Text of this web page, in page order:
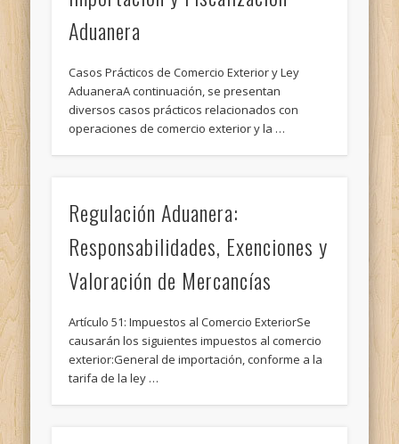
Aduanera
Casos Prácticos de Comercio Exterior y Ley
AduaneraA continuación, se presentan
diversos casos prácticos relacionados con
operaciones de comercio exterior y la …
Regulación Aduanera:
Responsabilidades, Exenciones y
Valoración de Mercancías
Artículo 51: Impuestos al Comercio ExteriorSe
causarán los siguientes impuestos al comercio
exterior:General de importación, conforme a la
tarifa de la ley …